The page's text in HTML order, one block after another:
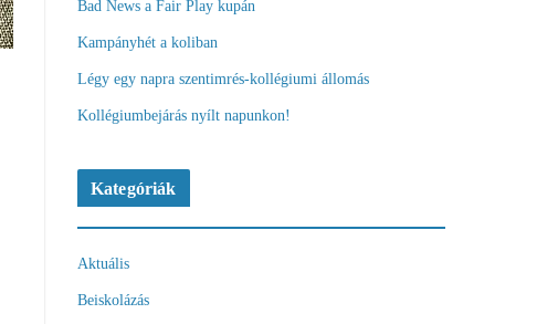
Bad News a Fair Play kupán
Kampányhét a koliban
Légy egy napra szentimrés-kollégiumi állomás
Kollégiumbejárás nyílt napunkon!
Kategóriák
Aktuális
Beiskolázás